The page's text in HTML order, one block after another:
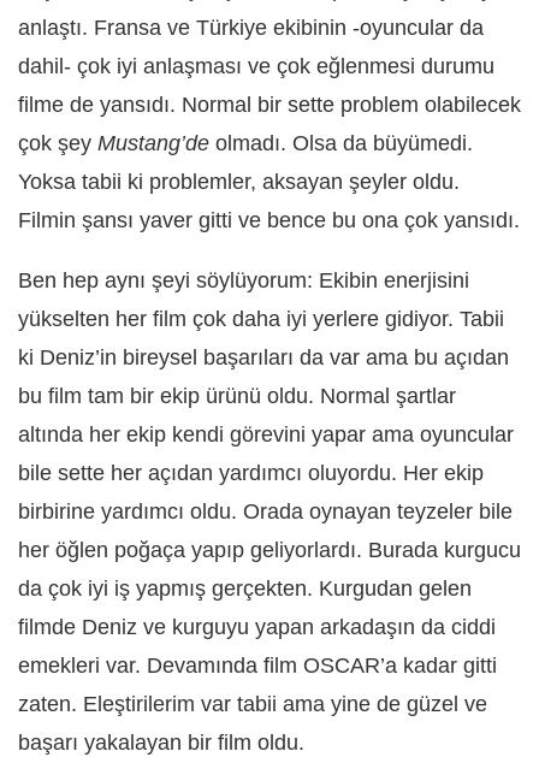
anlaştı. Fransa ve Türkiye ekibinin -oyuncular da
dahil- çok iyi anlaşması ve çok eğlenmesi durumu
filme de yansıdı. Normal bir sette problem olabilecek
çok şey Mustang’de olmadı. Olsa da büyümedi.
Yoksa tabii ki problemler, aksayan şeyler oldu.
Filmin şansı yaver gitti ve bence bu ona çok yansıdı.
Ben hep aynı şeyi söylüyorum: Ekibin enerjisini
yükselten her film çok daha iyi yerlere gidiyor. Tabii
ki Deniz’in bireysel başarıları da var ama bu açıdan
bu film tam bir ekip ürünü oldu. Normal şartlar
altında her ekip kendi görevini yapar ama oyuncular
bile sette her açıdan yardımcı oluyordu. Her ekip
birbirine yardımcı oldu. Orada oynayan teyzeler bile
her öğlen poğaça yapıp geliyorlardı. Burada kurgucu
da çok iyi iş yapmış gerçekten. Kurgudan gelen
filmde Deniz ve kurguyu yapan arkadaşın da ciddi
emekleri var. Devamında film OSCAR’a kadar gitti
zaten. Eleştirilerim var tabii ama yine de güzel ve
başarı yakalayan bir film oldu.